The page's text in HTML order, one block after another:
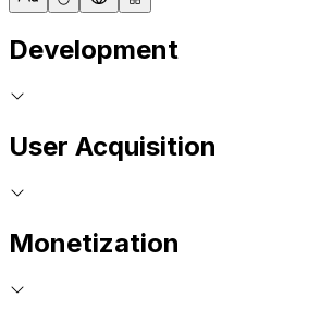
Development
User Acquisition
Monetization